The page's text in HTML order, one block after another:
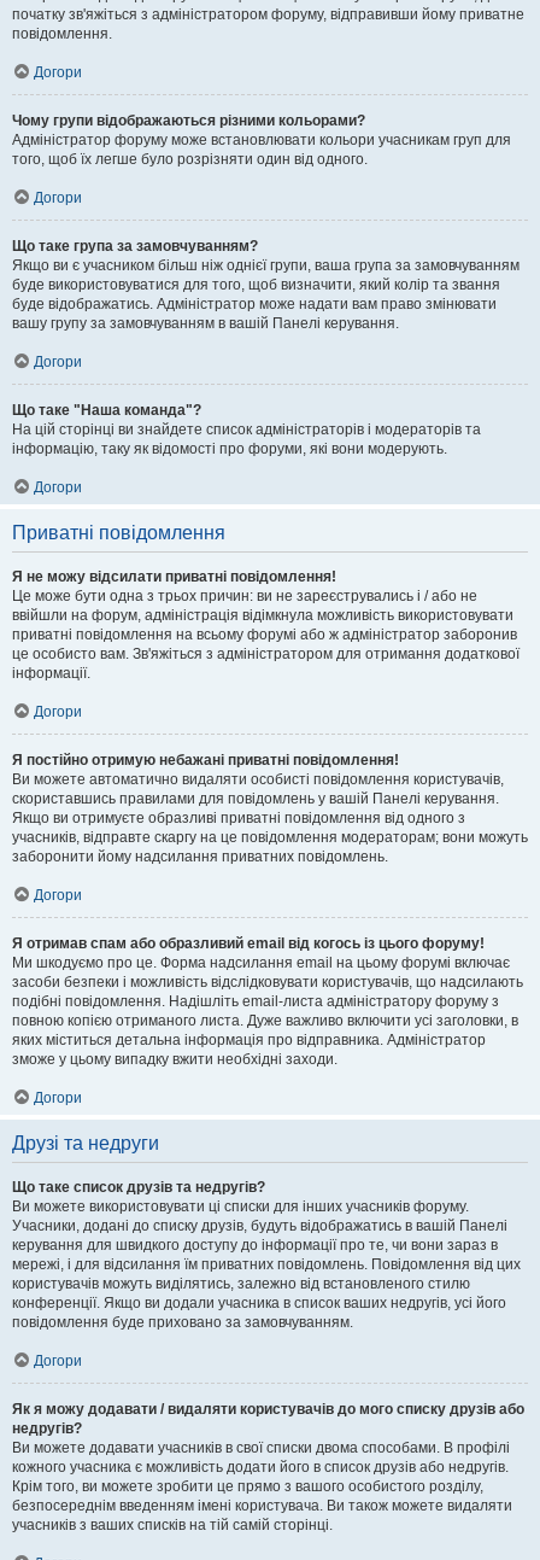
початку зв'яжіться з адміністратором форуму, відправивши йому приватне
повідомлення.
Догори
Чому групи відображаються різними кольорами?
Адміністратор форуму може встановлювати кольори учасникам груп для
того, щоб їх легше було розрізняти один від одного.
Догори
Що таке група за замовчуванням?
Якщо ви є учасником більш ніж однієї групи, ваша група за замовчуванням
буде використовуватися для того, щоб визначити, який колір та звання
буде відображатись. Адміністратор може надати вам право змінювати
вашу групу за замовчуванням в вашій Панелі керування.
Догори
Що таке "Наша команда"?
На цій сторінці ви знайдете список адміністраторів і модераторів та
інформацію, таку як відомості про форуми, які вони модерують.
Догори
Приватні повідомлення
Я не можу відсилати приватні повідомлення!
Це може бути одна з трьох причин: ви не зареєструвались і / або не
ввійшли на форум, адміністрація відімкнула можливість використовувати
приватні повідомлення на всьому форумі або ж адміністратор заборонив
це особисто вам. Зв'яжіться з адміністратором для отримання додаткової
інформації.
Догори
Я постійно отримую небажані приватні повідомлення!
Ви можете автоматично видаляти особисті повідомлення користувачів,
скориставшись правилами для повідомлень у вашій Панелі керування.
Якщо ви отримуєте образливі приватні повідомлення від одного з
учасників, відправте скаргу на це повідомлення модераторам; вони можуть
заборонити йому надсилання приватних повідомлень.
Догори
Я отримав спам або образливий email від когось із цього форуму!
Ми шкодуємо про це. Форма надсилання email на цьому форумі включає
засоби безпеки і можливість відслідковувати користувачів, що надсилають
подібні повідомлення. Надішліть email-листа адміністратору форуму з
повною копією отриманого листа. Дуже важливо включити усі заголовки, в
яких міститься детальна інформація про відправника. Адміністратор
зможе у цьому випадку вжити необхідні заходи.
Догори
Друзі та недруги
Що таке список друзів та недругів?
Ви можете використовувати ці списки для інших учасників форуму.
Учасники, додані до списку друзів, будуть відображатись в вашій Панелі
керування для швидкого доступу до інформації про те, чи вони зараз в
мережі, і для відсилання їм приватних повідомлень. Повідомлення від цих
користувачів можуть виділятись, залежно від встановленого стилю
конференції. Якщо ви додали учасника в список ваших недругів, усі його
повідомлення буде приховано за замовчуванням.
Догори
Як я можу додавати / видаляти користувачів до мого списку друзів або
недругів?
Ви можете додавати учасників в свої списки двома способами. В профілі
кожного учасника є можливість додати його в список друзів або недругів.
Крім того, ви можете зробити це прямо з вашого особистого розділу,
безпосереднім введенням імені користувача. Ви також можете видаляти
учасників з ваших списків на тій самій сторінці.